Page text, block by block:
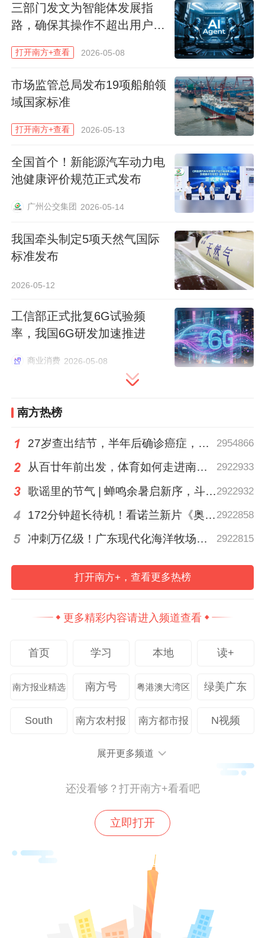
三部门发文为智能体发展指
路，确保其操作不超出用户授
打开南方+查看 2026-05-08
市场监管总局发布19项船舶领
域国家标准
打开南方+查看 2026-05-13
全国首个！新能源汽车动力电
池健康评价规范正式发布
广州公交集团 2026-05-14
我国牵头制定5项天然气国际
标准发布
2026-05-12
工信部正式批复6G试验频
率，我国6G研发加速推进
商业消费 2026-05-08
南方热榜
27岁查出结节，半年后确诊癌症，甲状腺癌真的“懒”吗？ 2954866
从百廿年前出发，体育如何走进南粤普通人的生活？ 2922933
歌谣里的节气 | 蝉鸣余暑启新序，斗指西南迎立秋2922932
172分钟超长待机！看诺兰新片《奥德赛》前需要了解这三件事→ 2922858
冲刺万亿级！广东现代化海洋牧场建设提速 2922815
打开南方+，查看更多热榜
更多精彩内容请进入频道查看
首页 学习 本地 读+
南方报业精选 南方号 粤港澳大湾区 绿美广东
South 南方农村报 南方都市报 N视频
展开更多频道
还没看够？打开南方+看看吧
立即打开